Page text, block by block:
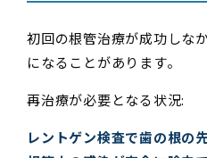
初回の根管治療が成功しな
になることがあります。
再治療が必要となる状況:
レントゲン検査で歯の根の